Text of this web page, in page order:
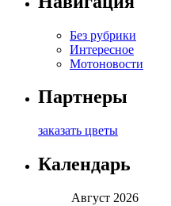
Без рубрики
Интересное
Мотоновости
Партнеры
заказать цветы
Календарь
Август 2026